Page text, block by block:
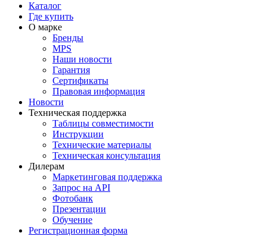
Каталог
Где купить
О марке
Бренды
MPS
Наши новости
Гарантия
Сертификаты
Правовая информация
Новости
Техническая поддержка
Таблицы совместимости
Инструкции
Технические материалы
Техническая консультация
Дилерам
Маркетинговая поддержка
Запрос на API
Фотобанк
Презентации
Обучение
Регистрационная форма